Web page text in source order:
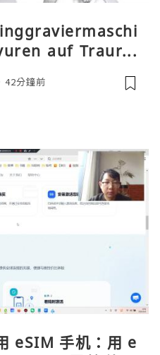
auf Traurin
42分鐘前
eSIM 手机：用 e